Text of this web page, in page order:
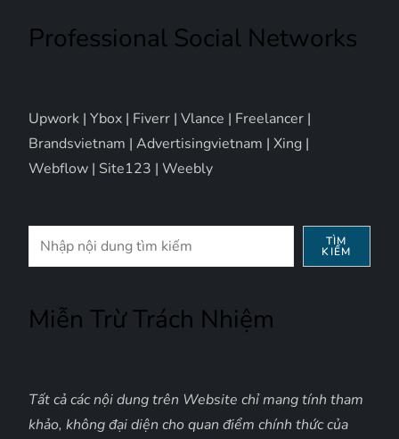
Professional Social Networks
Upwork |Ybox | Fiverr |Vlance | Freelancer |
Brandsvietnam |Advertisingvietnam |Xing |
Webflow | Site123 |Weebly
Tìm
kiếm
TÌM
KIẾM
Miễn Trừ Trách Nhiệm
Tất cả các nội dung trên Website chỉ mang tính tham
khảo, không đại diện cho quan điểm chính thức của